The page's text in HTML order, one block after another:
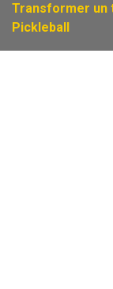
Transformer un
Pickleball